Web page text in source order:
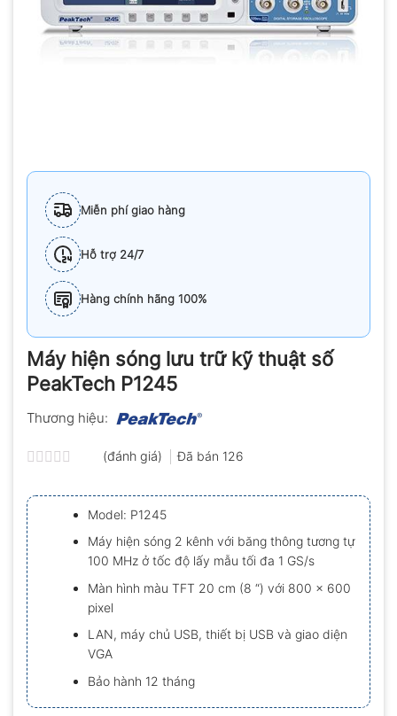
Miễn phí giao hàng
Hỗ trợ 24/7
Hàng chính hãng 100%
Máy hiện sóng lưu trữ kỹ thuật số
PeakTech P1245
Thương hiệu:
xếp
hạng
0.0
5
sao
(đánh giá) Đã bán 126
Model: P1245
Máy hiện sóng 2 kênh với băng thông tương tự
100 MHz ở tốc độ lấy mẫu tối đa 1 GS/s
Màn hình màu TFT 20 cm (8 “) với 800 x 600
pixel
LAN, máy chủ USB, thiết bị USB và giao diện
VGA
Bảo hành 12 tháng